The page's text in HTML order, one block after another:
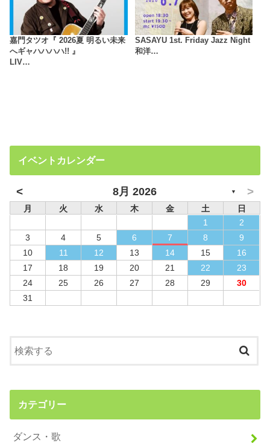
嘉門タツオ『 2026夏 明るい未来
へギャハハハハ!! 』
LIV…
SASAYU 1st. Friday Jazz Night
和洋…
イベントカレンダー
< 8月 2026 ▼ >
月 火 水 木 金 土
日
1
2
3
4 5 6 7 8
9
10
11 12 13 14 15
16
17
18 19 20 21 22
23
24
25 26 27 28 29
30
31
カテゴリー
ダンス・歌